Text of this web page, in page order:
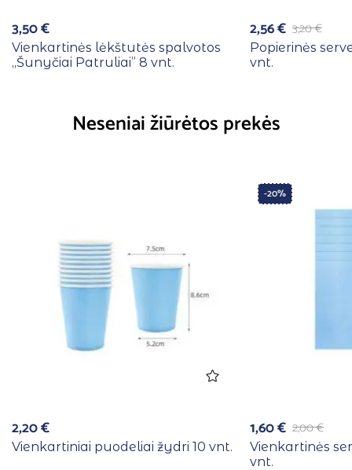
3,50€
Vienkartinės lėkštutės spalvotos
,,Šunyčiai Patruliai” 8 vnt.
3,20€
2,56€
Popierinės
vnt.
Neseniai žiūrėtos prekės
2,20€
Vienkartiniai puodeliai žydri 10 vnt.
-20%
2,00€
1,60€
Vienkartinės
vnt.